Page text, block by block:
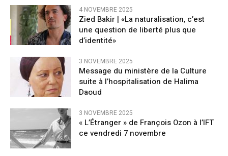
4 NOVEMBRE 2025
Zied Bakir | «La naturalisation, c’est
une question de liberté plus que
d’identité»
3 NOVEMBRE 2025
Message du ministère de la Culture
suite à l’hospitalisation de Halima
Daoud
3 NOVEMBRE 2025
« L’Étranger » de François Ozon à l’IFT
ce vendredi 7 novembre